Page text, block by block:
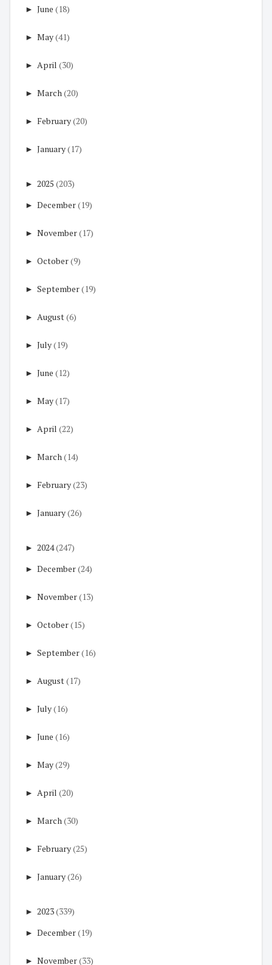
► June (18)
► May(41)
► April (30)
► March(20)
► February(20)
► January(17)
► 2025 (203)
► December(19)
► November(17)
► October(9)
► September(19)
► August(6)
► July(19)
► June (12)
► May(17)
► April (22)
► March(14)
► February(23)
► January(26)
► 2024(247)
► December(24)
► November(13)
► October(15)
► September(16)
► August(17)
► July(16)
► June (16)
► May(29)
► April (20)
► March(30)
► February(25)
► January(26)
► 2023(339)
► December(19)
► November(33)